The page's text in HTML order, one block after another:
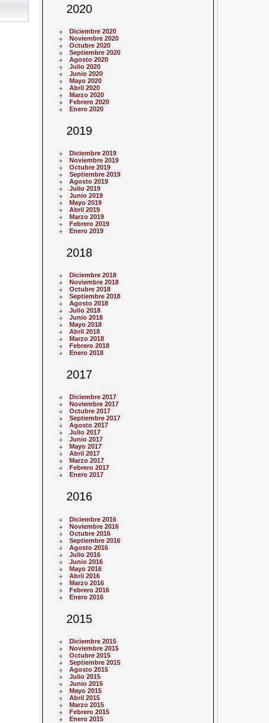
2020
Diciembre 2020
Noviembre 2020
Octubre 2020
Septiembre 2020
Agosto 2020
Julio 2020
Junio 2020
Mayo 2020
Abril 2020
Marzo 2020
Febrero 2020
Enero 2020
2019
Diciembre 2019
Noviembre 2019
Octubre 2019
Septiembre 2019
Agosto 2019
Julio 2019
Junio 2019
Mayo 2019
Abril 2019
Marzo 2019
Febrero 2019
Enero 2019
2018
Diciembre 2018
Noviembre 2018
Octubre 2018
Septiembre 2018
Agosto 2018
Julio 2018
Junio 2018
Mayo 2018
Abril 2018
Marzo 2018
Febrero 2018
Enero 2018
2017
Diciembre 2017
Noviembre 2017
Octubre 2017
Septiembre 2017
Agosto 2017
Julio 2017
Junio 2017
Mayo 2017
Abril 2017
Marzo 2017
Febrero 2017
Enero 2017
2016
Diciembre 2016
Noviembre 2016
Octubre 2016
Septiembre 2016
Agosto 2016
Julio 2016
Junio 2016
Mayo 2016
Abril 2016
Marzo 2016
Febrero 2016
Enero 2016
2015
Diciembre 2015
Noviembre 2015
Octubre 2015
Septiembre 2015
Agosto 2015
Julio 2015
Junio 2015
Mayo 2015
Abril 2015
Marzo 2015
Febrero 2015
Enero 2015